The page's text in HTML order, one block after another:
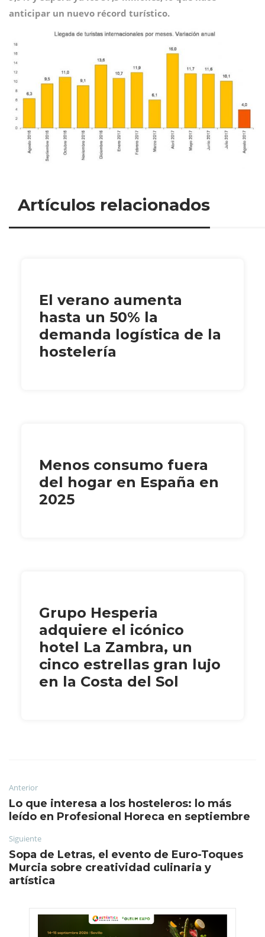
anticipar un nuevo récord turístico.
Artículos relacionados
El verano aumenta
hasta un 50% la
demanda logística de la
hostelería
Menos consumo fuera
del hogar en España en
2025
Grupo Hesperia
adquiere el icónico
hotel La Zambra, un
cinco estrellas gran lujo
en la Costa del Sol
Anterior
Lo que interesa a los hosteleros: lo más
leído en Profesional Horeca en septiembre
Siguiente
Sopa de Letras, el evento de Euro-Toques
Murcia sobre creatividad culinaria y
artística